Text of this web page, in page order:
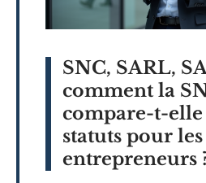
SNC, SARL,
comment la
compare-t-elle
statuts pour les
entrepreneurs